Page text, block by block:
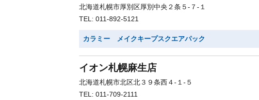
北海道札幌市厚別区厚別中央２条５-７-１
TEL: 011-892-5121
カラミー メイクキープスクエアパック
イオン札幌麻生店
北海道札幌市北区北３９条西４-１-５
TEL: 011-709-2111